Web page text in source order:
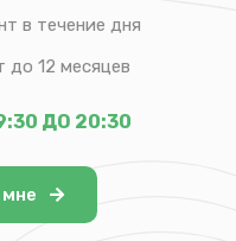
в течение дня
до 12 месяцев
ДО 20:30